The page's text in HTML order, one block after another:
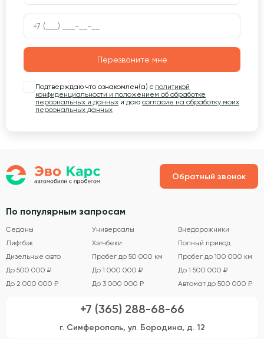
Перезвоните мне
Подтверждаю что ознакомлен(а) с политикой
конфиденциальности и положением об обработке
персональных и данных и даю согласие на обработку моих
персональных данных
Обратный звонок
По популярным запросам
Седаны Универсалы
Внедорожники
Лифтбэк
Хэтчбеки
Полный привод
Дизельные авто
Пробег до 50 000 км
Пробег до 100 000 км
До 500 000 ₽
До 1 000 000 ₽
До 1 500 000 ₽
До 2 000 000 ₽
До 3 000 000 ₽ Автомат до 500 000 ₽
+7 (365) 288-68-66
г. Симферополь, ул. Бородина, д. 12